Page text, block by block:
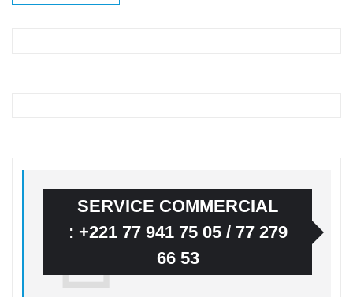
SERVICE COMMERCIAL
: +221 77 941 75 05 / 77 279
66 53